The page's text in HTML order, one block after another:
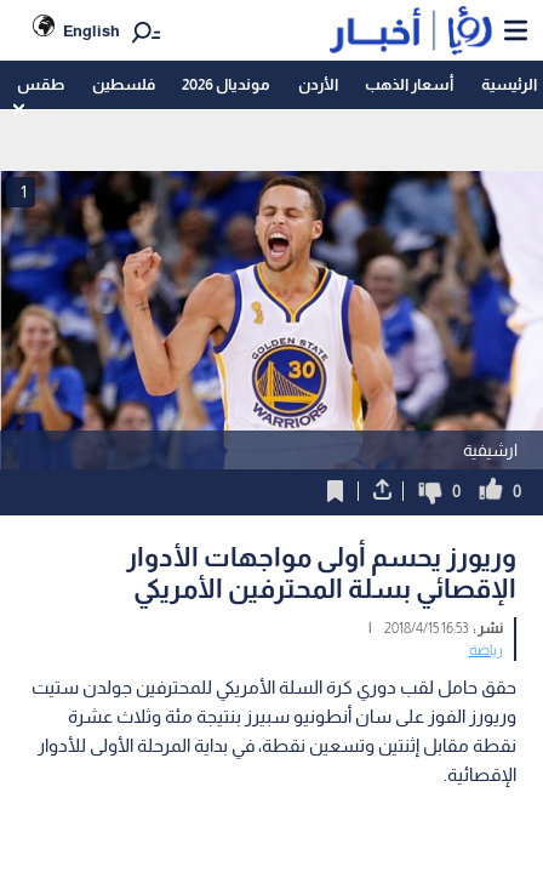
English
الرئيسية أسعار الذهب الأردن مونديال 2026 فلسطين طقس
ارشيفية
1
0
0
وريورز يحسم أولى مواجهات الأدوار
الإقصائي بسلة المحترفين الأمريكي
نشر :16:53 2018/4/15
|
رياضة
حقق حامل لقب دوري كرة السلة الأمريكي للمحترفين جولدن ستيت
وريورز الفوز على سان أنطونيو سبيرز بنتيجة مئة وثلاث عشرة
نقطة مقابل إثنتين وتسعين نقطة، في بداية المرحلة الأولى للأدوار
الإقصائية.